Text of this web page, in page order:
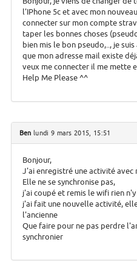
l'IPhone 5c et avec mon
connecter sur mon compte
taper les bonnes choses
bien mis le bon pseudo,.., je
que mon adresse mail existe
veux me connecter il me mette
Help Me Please ^^
Ben lundi 9 mars 2015, 15:51
Bonjour,
J'ai enregistré une activité avec
Elle ne se synchronise pas,
j'ai coupé et remis le wifi rien
j'ai fait une nouvelle activité,
l'ancienne
Que faire pour ne pas perdre
synchronier